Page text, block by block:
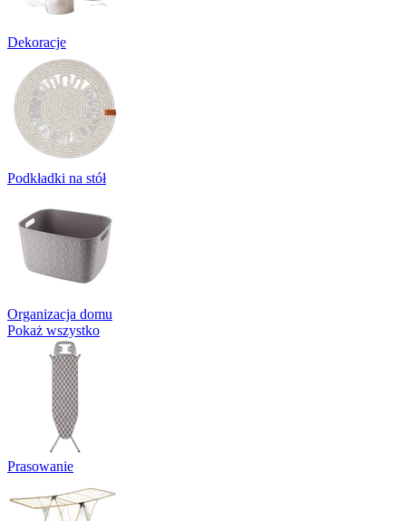
Dekoracje
Podkładki na stół
Organizacja domu
Pokaż wszystko
Prasowanie